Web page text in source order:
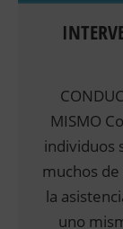
MISMO
individuos
muchos
la
uno